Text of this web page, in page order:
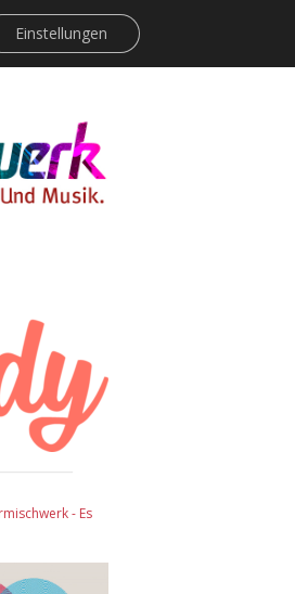
vimeoBluesky
- Es
Einstellungen